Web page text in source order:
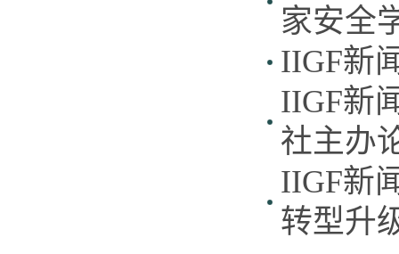
家安全
IIGF新
IIGF新
社主办
IIGF新
转型升